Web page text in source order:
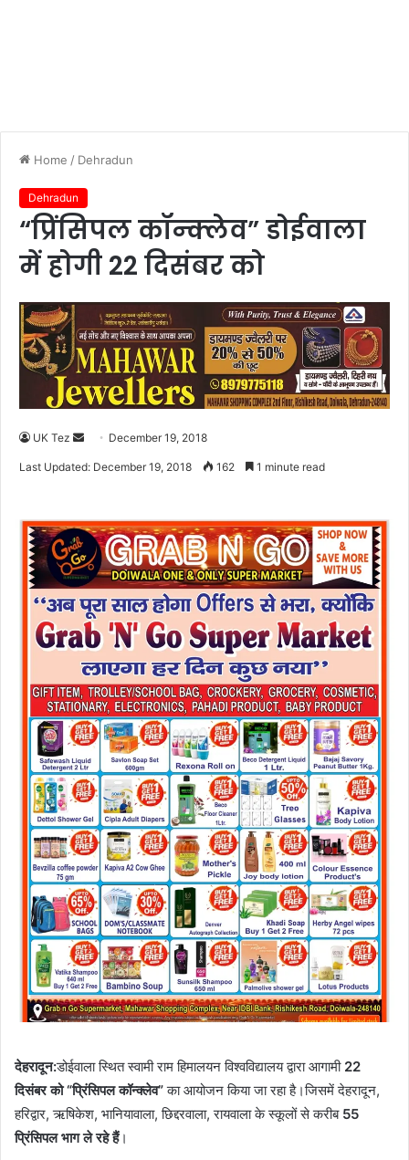
Home / Dehradun
Dehradun
“प्रिंसिपल कॉन्क्लेव” डोईवाला
में होगी 22 दिसंबर को
UK Tez
e
a
e
m
a
i
December 19, 2018
Last Updated: December 19, 2018 162 1 minute read
देहरादून:डोईवाला स्थित स्वामी राम हिमालयन विश्वविद्यालय द्वारा आगामी 22
दिसंबर को “प्रिंसिपल कॉन्क्लेव”का आयोजन किया जा रहा है।जिसमें देहरादून,
हरिद्वार, ऋषिकेश, भानियावाला, छिद्दरवाला, रायवाला के स्कूलों से करीब 55
प्रिंसिपल भाग ले रहे हैं।